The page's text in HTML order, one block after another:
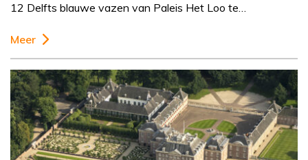
12 Delfts blauwe vazen van Paleis Het Loo te…
Meer